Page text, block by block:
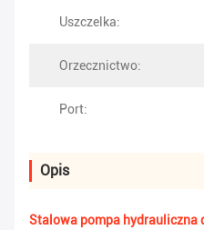
Uszczelka:
Orzecznictwo:
Port:
Opis
Stalowa pompa hydrauliczna